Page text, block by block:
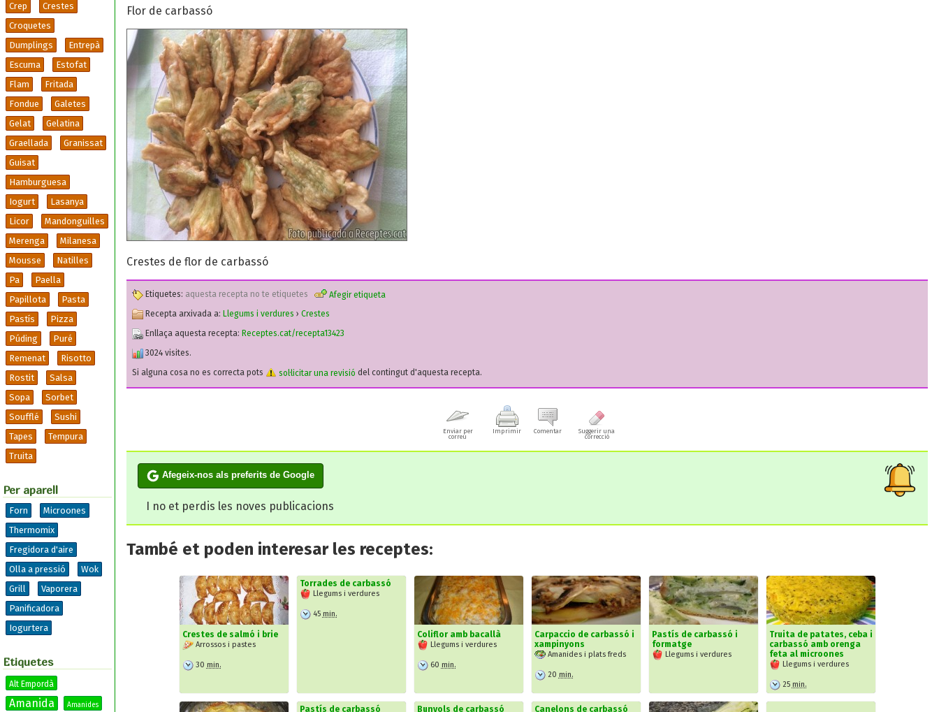
Crep
Crestes
Croquetes
Dumplings
Entrepà
Escuma
Estofat
Flam
Fritada
Fondue
Galetes
Gelat
Gelatina
Graellada
Granissat
Guisat
Hamburguesa
Iogurt
Lasanya
Licor
Mandonguilles
Merenga
Milanesa
Mousse
Natilles
Pa
Paella
Papillota
Pasta
Pastís
Pizza
Púding
Puré
Remenat
Risotto
Rostit
Salsa
Sopa
Sorbet
Soufflé
Sushi
Tapes
Tempura
Truita
Per aparell
Forn
Microones
Thermomix
Fregidora d'aire
Olla a pressió
Wok
Grill
Vaporera
Panificadora
Iogurtera
Etiquetes
Alt Empordà
Amanida Amanides
Flor de carbassó
Crestes de flor de carbassó
Etiquetes: aquesta recepta no te etiquetes
Afegir etiqueta
Recepta arxivada a: Llegums i verdures › Crestes
Enllaça aquesta recepta: Receptes.cat/recepta13423
3024 visites.
Si alguna cosa no es correcta pots
sol·licitar una revisió del contingut d'aquesta recepta.
Enviar per
correu
Imprimir Comentar
Suggerir una
correcció
Afegeix-nos als preferits de Google
I no et perdis les noves publicacions
També et poden interesar les receptes:
Crestes de salmó i brie
Arrossos i pastes
30 min.
Torrades de carbassó
Llegums i verdures
45 min.
Coliflor amb bacallà
Llegums i verdures
60 min.
Carpaccio de carbassó i
xampinyons
Amanides i plats freds
20 min.
Pastís de carbassó i
formatge
Llegums i verdures
Truita de patates, ceba i
carbassó amb orenga
feta al microones
Llegums i verdures
25 min.
Pastís de carbassó Bunyols de carbassó Canelons de carbassó